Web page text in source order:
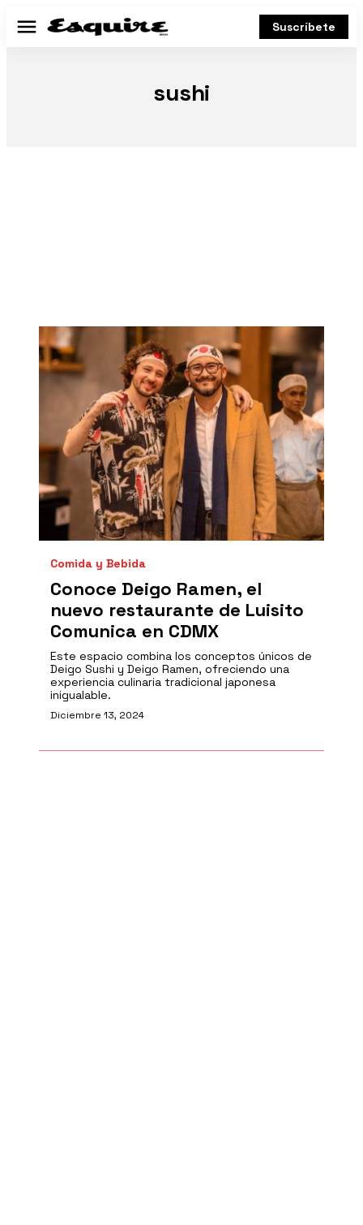
Menú Suscríbete
sushi
Comida y Bebida
Conoce Deigo Ramen, el
nuevo restaurante de Luisito
Comunica en CDMX
Este espacio combina los conceptos únicos de
Deigo Sushi y Deigo Ramen, ofreciendo una
experiencia culinaria tradicional japonesa
inigualable.
Diciembre 13, 2024